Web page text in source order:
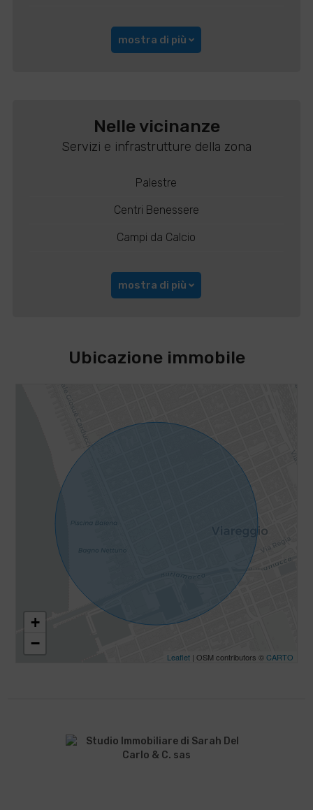
mostra di più
Nelle vicinanze
Servizi e infrastrutture della zona
Palestre
Centri Benessere
Campi da Calcio
mostra di più
Ubicazione immobile
+
−
Leaflet | OSM contributors ©CARTO